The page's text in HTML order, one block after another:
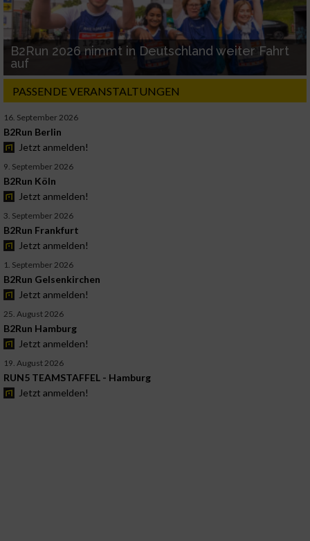
B2Run 2026 nimmt in Deutschland weiter Fahrt
auf
PASSENDE VERANSTALTUNGEN
16. September 2026
B2Run Berlin
Jetzt anmelden!
9. September 2026
B2Run Köln
Jetzt anmelden!
3. September 2026
B2Run Frankfurt
Jetzt anmelden!
1. September 2026
B2Run Gelsenkirchen
Jetzt anmelden!
25. August 2026
B2Run Hamburg
Jetzt anmelden!
19. August 2026
RUN5 TEAMSTAFFEL - Hamburg
Jetzt anmelden!